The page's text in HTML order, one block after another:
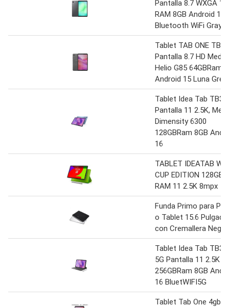
Pantalla 8.7 WXGA
RAM 8GB Android 15
Bluetooth WiFi Gray
Tablet TAB ONE
Pantalla 8.7 HD
Helio G85 64GBRam
Android 15 Luna Grey
Tablet Idea Tab
Pantalla 11 2.5K,
Dimensity 6300
128GBRam 8GB
16
TABLET IDEATAB
CUP EDITION 128GB
RAM 11 2.5K 8mpx
Funda Primo para
o Tablet 15.6
con Cremallera Negra
Tablet Idea Tab
5G Pantalla 11 2.5K
256GBRam 8GB
16 BluetWIFI5G
Tablet Tab One 4gb